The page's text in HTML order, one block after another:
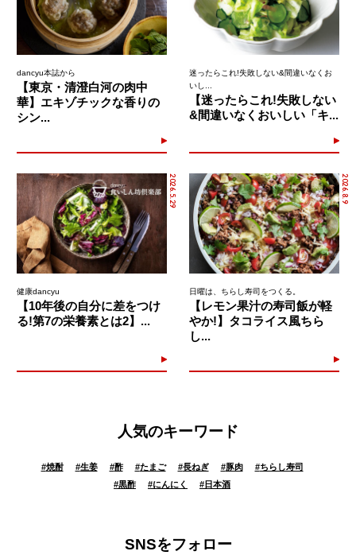
dancyu本誌から
【東京・清澄白河の肉中
華】エキゾチックな香りの
シン...
迷ったらこれ!失敗しない&間違いなくお
いし...
【迷ったらこれ!失敗しない
&間違いなくおいしい「キ...
2026.5.29
健康dancyu
【10年後の自分に差をつけ
る!第7の栄養素とは2】...
2026.8.9
日曜は、ちらし寿司をつくる。
【レモン果汁の寿司飯が軽
やか!】タコライス風ちら
し...
人気のキーワード
#焼酎 #生姜 #酢 #たまご #長ねぎ #豚肉 #ちらし寿司
#黒酢 #にんにく #日本酒
SNSをフォロー